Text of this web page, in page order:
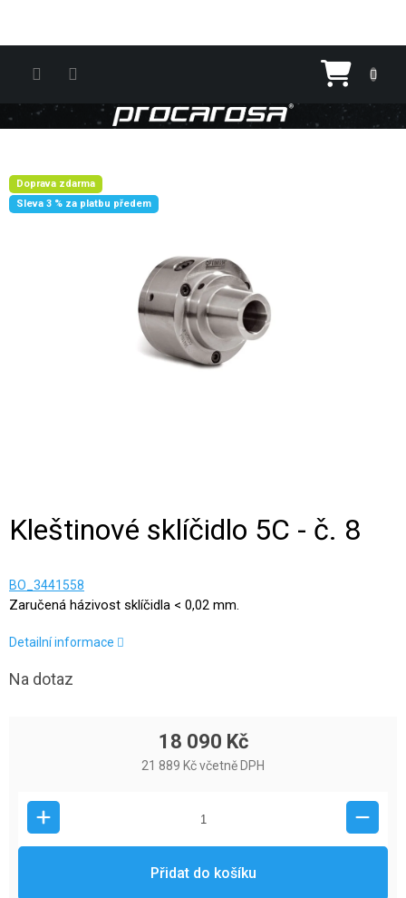
Doprava zdarma
Sleva 3 % za platbu předem
Kleštinové sklíčidlo 5C - č. 8
BO_3441558
Zaručená házivost sklíčidla < 0,02 mm.
Detailní informace
Na dotaz
18 090 Kč
21 889 Kč včetně DPH
Přidat do košíku